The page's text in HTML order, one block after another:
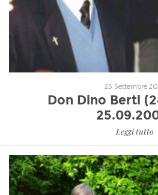
Leggi tutto
25 Settembre
Don Dino Berti
Leggi tutto